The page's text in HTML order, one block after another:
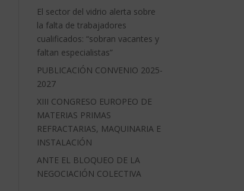
El sector del vidrio alerta sobre
la falta de trabajadores
cualificados: “sobran vacantes y
faltan especialistas”
PUBLICACIÓN CONVENIO 2025-
2027
XIII CONGRESO EUROPEO DE
MATERIAS PRIMAS
REFRACTARIAS, MAQUINARIA E
INSTALACIÓN
ANTE EL BLOQUEO DE LA
NEGOCIACIÓN COLECTIVA